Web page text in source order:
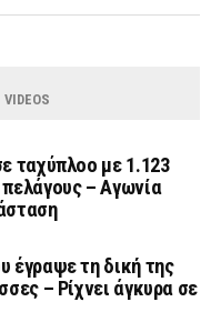
VIDEOS
ταχύπλοο με 1.123
– Αγωνία
έγραψε τη δική της
– Ρίχνει άγκυρα σε